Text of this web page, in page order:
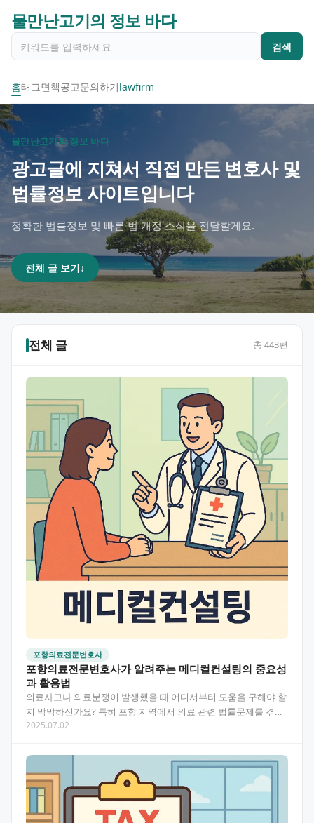
물만난고기의 정보 바다
검색
홈태그면책공고문의하기lawfirm
물만난고기의 정보 바다
광고글에 지쳐서 직접 만든 변호사 및
법률정보 사이트입니다
정확한 법률정보 및 빠른 법 개정 소식을 전달할게요.
전체 글 보기↓
전체 글 총 443편
포항의료전문변호사
포항의료전문변호사가 알려주는 메디컬컨설팅의 중요성
과 활용법
의료사고나 의료분쟁이 발생했을 때 어디서부터 도움을 구해야 할
지 막막하신가요? 특히 포항 지역에서 의료 관련 법률문제를 겪고
계신다면 전문적인 법률 지식과 경험이 필요합니다. 이…
2025.07.02